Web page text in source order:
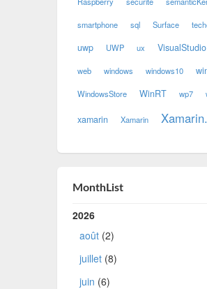
smartphone sql Surface
uwp
UWP ux VisualStudio
web windows windows10
WindowsStore WinRT wp7
xamarin Xamarin
MonthList
2026
août(2)
juillet(8)
juin (6)